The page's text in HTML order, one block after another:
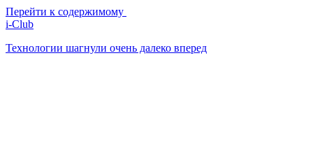
Перейти к содержимому
i-Club
Технологии шагнули очень далеко вперед